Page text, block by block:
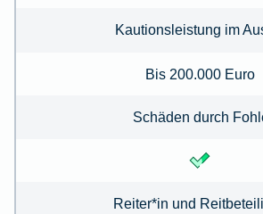
Kautionsleistung im
Bis 200.000 Euro
Schäden durch
Reiter*in und